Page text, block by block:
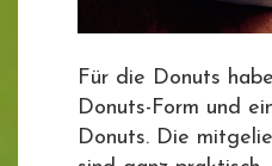
Für die Donuts
Donuts-Form und
Donuts. Die